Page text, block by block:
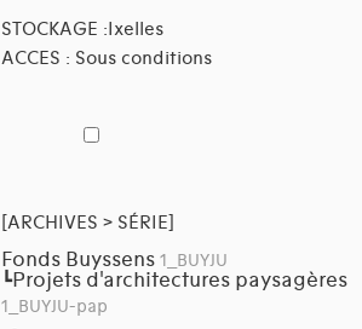
STOCKAGE :Ixelles
ACCES : Sous conditions
[ARCHIVES > SÉRIE]
Fonds Buyssens 1_BUYJU
┗Projets d'architectures paysagères
1_BUYJU-pap